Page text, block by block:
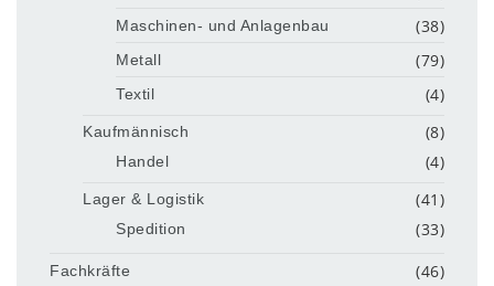
Maschinen- und Anlagenbau (38)
Metall (79)
Textil (4)
Kaufmännisch (8)
Handel (4)
Lager & Logistik (41)
Spedition (33)
Fachkräfte (46)